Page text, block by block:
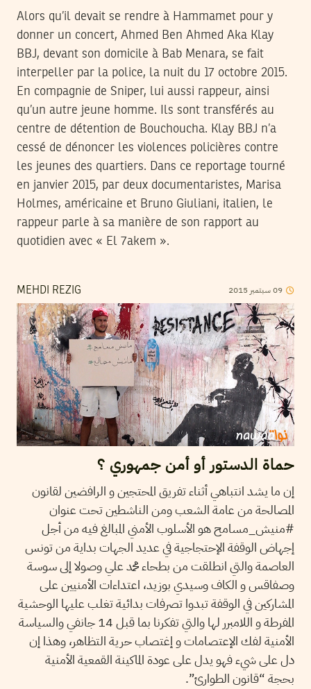
Alors qu’il devait se rendre à Hammamet pour y
donner un concert, Ahmed Ben Ahmed Aka Klay
BBJ, devant son domicile à Bab Menara, se fait
interpeller par la police, la nuit du 17 octobre 2015.
En compagnie de Sniper, lui aussi rappeur, ainsi
qu’un autre jeune homme. Ils sont transférés au
centre de détention de Bouchoucha. Klay BBJ n’a
cessé de dénoncer les violences policières contre
les jeunes des quartiers. Dans ce reportage tourné
en janvier 2015, par deux documentaristes, Marisa
Holmes, américaine et Bruno Giuliani, italien, le
rappeur parle à sa manière de son rapport au
quotidien avec « El 7akem ».
MEHDI REZIG 09سبتمبر 2015
حماة الدستور أو أمن جمهوري ؟
إن ما يشد انتباهي أثناء تفريق المحتجين و الرافضين لقانون
المصالحة من عامة الشعب ومن الناشطين تحت عنوان
#منيش_مسامح هو الأسلوب الأمني المبالغ فيه من أجل
إجهاض الوقفة الإحتجاجية في عديد الجهات بداية من تونس
العاصمة والتي انطلقت من بطحاء محمد علي وصولا إلى سوسة
وصفاقس و الكاف وسيدي بوزيد، اعتداءات الأمنيين على
المشاركين في الوقفة تبدوا تصرفات بدائية تغلب عليها الوحشية
المفرطة و اللامبرر لها والتي تفكرنا بما قبل 14 جانفي والسياسة
الأمنية لفك الإعتصامات و إغتصاب حرية التظاهر، وهذا إن
دل على شيء فهو يدل على عودة الماكينة القمعية الأمنية
بحجة “قانون الطوارئ”.